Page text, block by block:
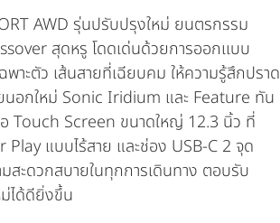
AWD รุ่นปรับปรุงใหม่ ยนตรกรรม
สุดหรู โดดเด่นด้วยการออกเเบบ
าะตัว เส้นสายที่เฉียบคม ให้ความรู้สึกปราด
ยนอกใหม่ Sonic Iridium และ Feature ทัน
Touch Screen ขนาดใหญ่ 12.3 นิ้ว ที่
แบบไร้สาย และช่อง USB-C 2 จุด
สะดวกสบายในทุกการเดินทาง ตอบรับ
ได้ดียิ่งขึ้น